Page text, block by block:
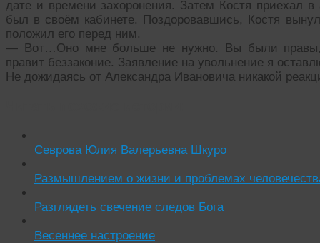
дате и времени захоронения. Затем Костя приехал в
был в своём кабинете. Поздоровавшись, Костя
положил его перед ним.
— Вот…Оно мне больше не нужно. Вы были правы,
правит беззаконие. Заявление на увольнение я
Не дожидаясь от Александра Ивановича никакой
Севрова Юлия Валерьевна Шкуро
Размышлением о жизни и проблемах
Разглядеть свечение следов Бога
Весеннее настроение